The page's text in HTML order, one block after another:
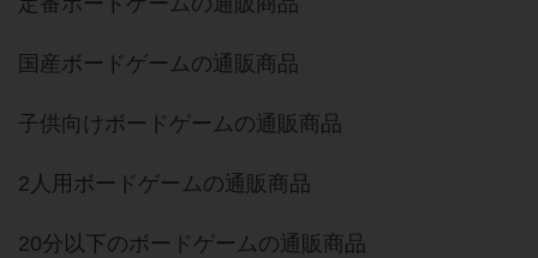
国産ボードゲームの通販商品
子供向けボードゲームの通販商品
2人用ボードゲームの通販商品
20分以下のボードゲームの通販商品